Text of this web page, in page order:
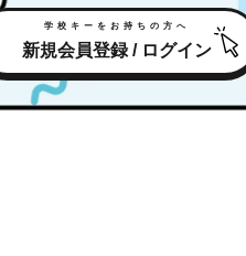
学校キーをお持ちの方へ
新規会員登録 / ログイン